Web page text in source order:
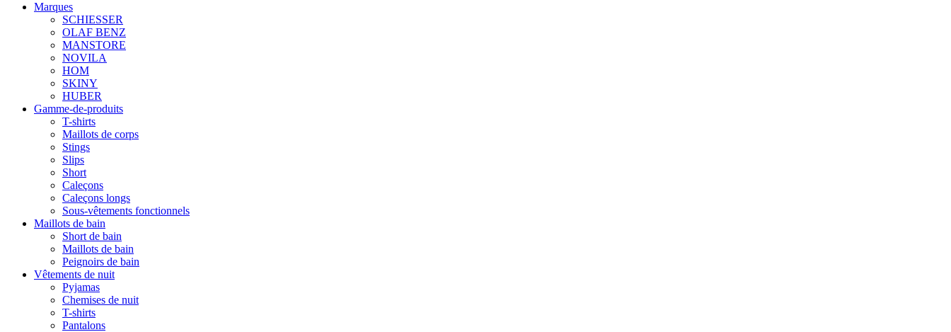
Marques
SCHIESSER
OLAF BENZ
MANSTORE
NOVILA
HOM
SKINY
HUBER
Gamme-de-produits
T-shirts
Maillots de corps
Stings
Slips
Short
Caleçons
Caleçons longs
Sous-vêtements fonctionnels
Maillots de bain
Short de bain
Maillots de bain
Peignoirs de bain
Vêtements de nuit
Pyjamas
Chemises de nuit
T-shirts
Pantalons